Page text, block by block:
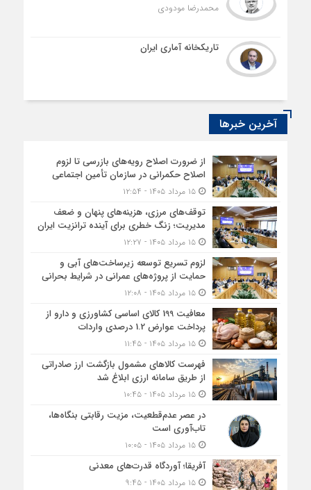
محمدرضا مودودی
تاریکخانه آماری ایران
آخرین خبرها
از ضرورت اصلاح رویه‌های بازرسی تا لزوم
اصلاح حکمرانی در سازمان تأمین اجتماعی
۱۵ مرداد ۱۴۰۵ - ۱۲:۵۴
توقف‌های مرزی، هزینه‌های پنهان و ضعف
مدیریت؛ زنگ خطری برای آینده ترانزیت ایران
۱۵ مرداد ۱۴۰۵ - ۱۲:۲۷
لزوم تسریع توسعه زیرساخت‌های آبی و
حمایت از پروژه‌های عمرانی در شرایط بحرانی
۱۵ مرداد ۱۴۰۵ - ۱۲:۰۸
معافیت 199 کالای اساسی کشاورزی و دارو از
پرداخت عوارض 1.2 درصدی واردات
۱۵ مرداد ۱۴۰۵ - ۱۱:۴۵
فهرست کالاهای مشمول بازگشت ارز صادراتی
از طریق سامانه ارزی ابلاغ شد
۱۵ مرداد ۱۴۰۵ - ۱۰:۴۵
در عصر عدم‌قطعیت، مزیت رقابتی بنگاه‌ها،
تاب‌آوری است
۱۵ مرداد ۱۴۰۵ - ۱۰:۰۵
آفریقا؛ آوردگاه قدرت‌های معدنی
۱۵ مرداد ۱۴۰۵ - ۹:۴۵